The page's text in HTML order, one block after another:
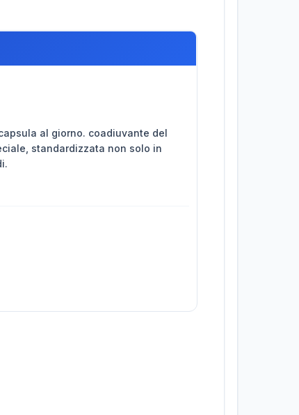
al giorno. coadiuvante del
standardizzata non solo in